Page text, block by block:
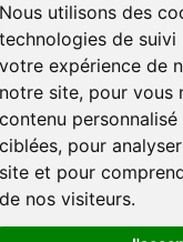
Nous utilisons des
technologies de suivi
votre expérience de
notre site, pour vous
contenu
ciblées, pour
site et pour
de nos visiteurs.